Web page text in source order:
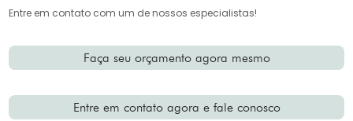
Entre em contato com um de nossos especialistas!
Faça seu orçamento agora mesmo
Entre em contato agora e fale conosco